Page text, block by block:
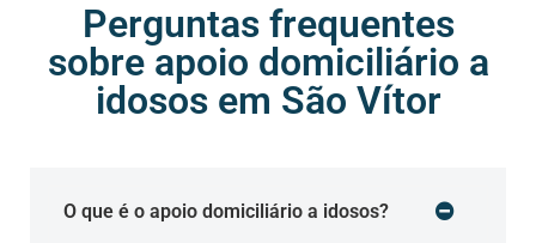
Perguntas frequentes
sobre apoio domiciliário a
idosos em São Vítor
O que é o apoio domiciliário a idosos?